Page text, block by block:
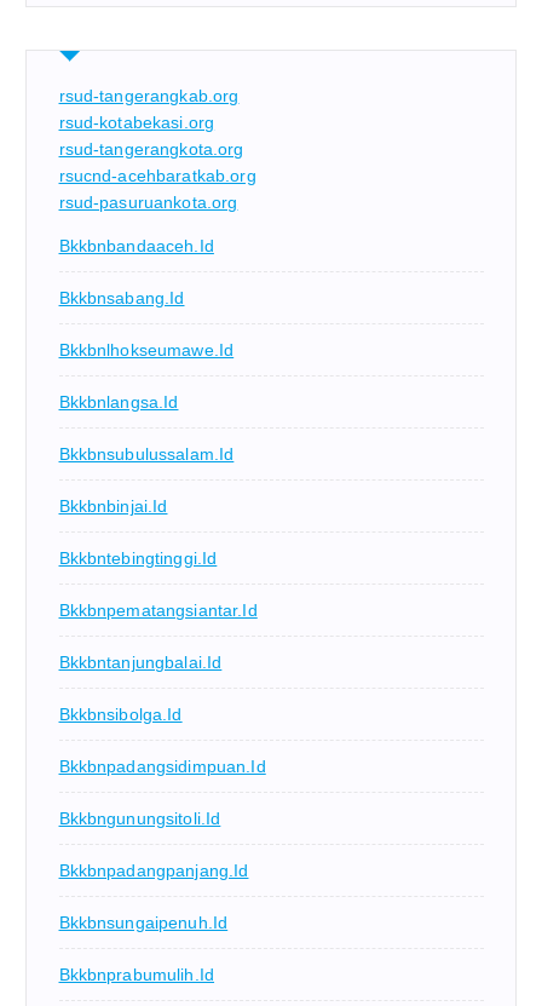
rsud-tangerangkab.org
rsud-kotabekasi.org
rsud-tangerangkota.org
rsucnd-acehbaratkab.org
rsud-pasuruankota.org
Bkkbnbandaaceh.id
Bkkbnsabang.id
Bkkbnlhokseumawe.id
Bkkbnlangsa.id
Bkkbnsubulussalam.id
Bkkbnbinjai.id
Bkkbntebingtinggi.id
Bkkbnpematangsiantar.id
Bkkbntanjungbalai.id
Bkkbnsibolga.id
Bkkbnpadangsidimpuan.id
Bkkbngunungsitoli.id
Bkkbnpadangpanjang.id
Bkkbnsungaipenuh.id
Bkkbnprabumulih.id